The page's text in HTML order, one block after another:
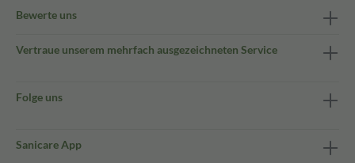
Bewerte uns
Vertraue unserem mehrfach ausgezeichneten Service
Folge uns
Sanicare App